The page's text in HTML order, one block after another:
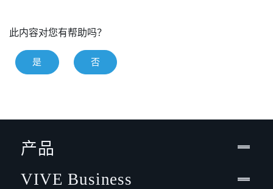
此内容对您有帮助吗？
是 否
产品
VIVE Business